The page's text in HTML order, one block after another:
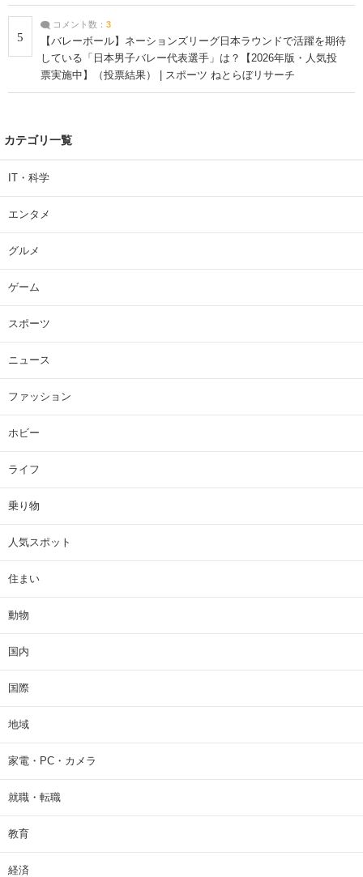
5
コメント数： 3
【バレーボール】ネーションズリーグ日本ラウンドで活躍を期待
している「日本男子バレー代表選手」は？【2026年版・人気投
票実施中】（投票結果） | スポーツ ねとらぼリサーチ
カテゴリ一覧
IT・科学
エンタメ
グルメ
ゲーム
スポーツ
ニュース
ファッション
ホビー
ライフ
乗り物
人気スポット
住まい
動物
国内
国際
地域
家電・PC・カメラ
就職・転職
教育
経済